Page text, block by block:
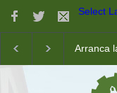
Select
Arranca
Taller